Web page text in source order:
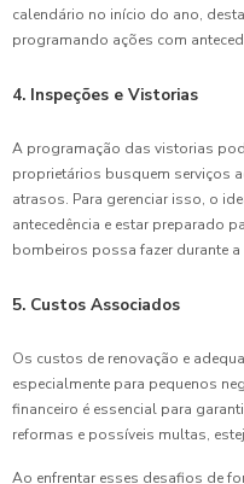
calendário no início do ano,
programando ações com
4. Inspeções e Vistorias
A programação das vistorias
proprietários busquem serviços
atrasos. Para gerenciar isso, o
antecedência e estar preparado
bombeiros possa fazer durante a
5. Custos Associados
Os custos de renovação e
especialmente para pequenos
financeiro é essencial para
reformas e possíveis multas,
Ao enfrentar esses desafios de